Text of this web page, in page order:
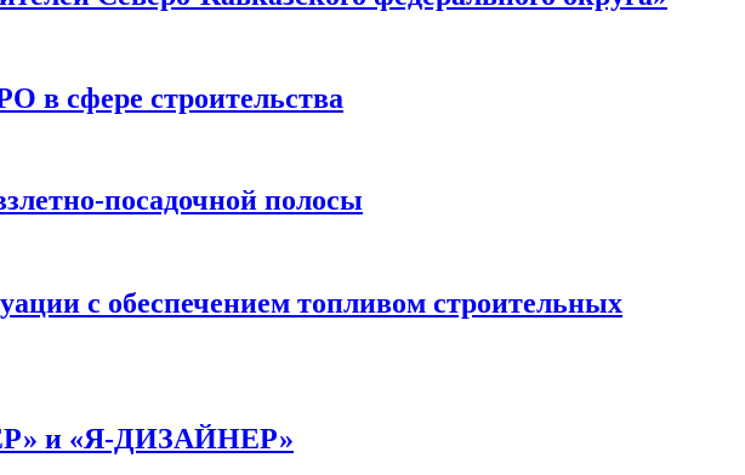
в сфере строительства
посадочной полосы
с обеспечением топливом строительных
и «Я-ДИЗАЙНЕР»